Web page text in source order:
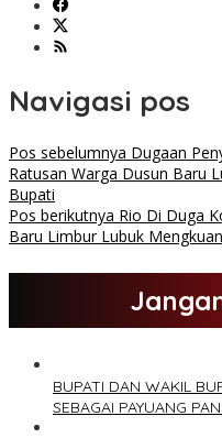
Navigasi pos
Pos sebelumnya Dugaan
Ratusan Warga Dusun Baru
Bupati
Pos berikutnya Rio Di Duga
Baru Limbur Lubuk
BUPATI DAN WAKIL
SEBAGAI PAYUANG